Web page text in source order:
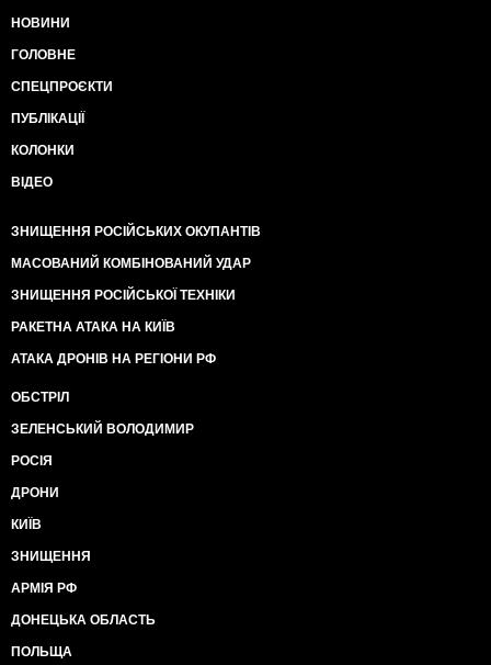
НОВИНИ
ГОЛОВНЕ
СПЕЦПРОЄКТИ
ПУБЛІКАЦІЇ
КОЛОНКИ
ВІДЕО
ЗНИЩЕННЯ РОСІЙСЬКИХ ОКУПАНТІВ
МАСОВАНИЙ КОМБІНОВАНИЙ УДАР
ЗНИЩЕННЯ РОСІЙСЬКОЇ ТЕХНІКИ
РАКЕТНА АТАКА НА КИЇВ
АТАКА ДРОНІВ НА РЕГІОНИ РФ
ОБСТРІЛ
ЗЕЛЕНСЬКИЙ ВОЛОДИМИР
РОСІЯ
ДРОНИ
КИЇВ
ЗНИЩЕННЯ
АРМІЯ РФ
ДОНЕЦЬКА ОБЛАСТЬ
ПОЛЬЩА